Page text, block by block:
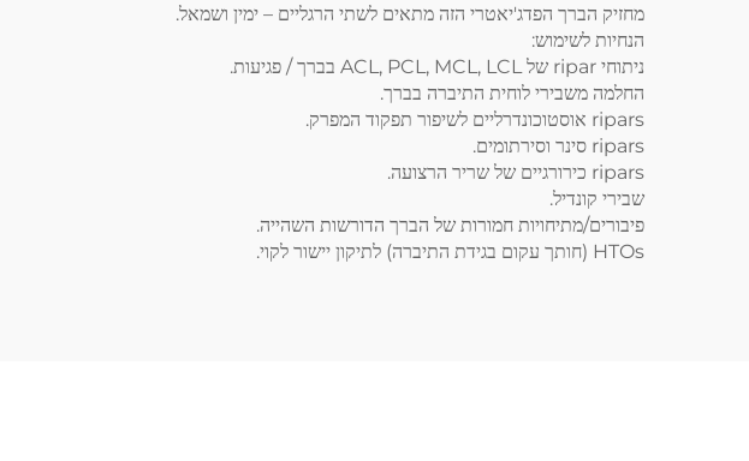
מחזיק הברך הפדג'יאטרי הזה מתאים לשתי הרגליים – ימין ושמאל.
הנחיות לשימוש:
ניתוחי ripar של ACL, PCL, MCL, LCL בברך / פגיעות.
החלמה משבירי לוחית התיברה בברך.
ripars אוסטוכונדרליים לשיפור תפקוד המפרק.
ripars סינר וסירתומים.
ripars כירורגיים של שריר הרצועה.
שבירי קונדיל.
פיבורים/מתיחויות חמורות של הברך הדורשות השהייה.
HTOs (חותך עקום בגידת התיברה) לתיקון יישור לקוי.